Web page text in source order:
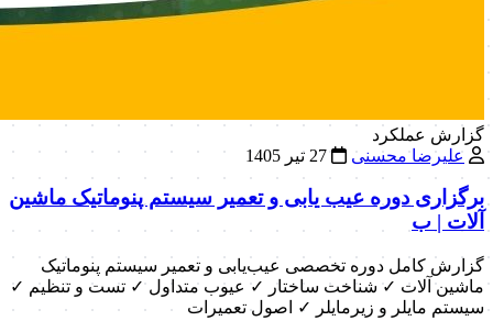
گزارش عملکرد
علیرضا محسنی
27 تیر 1405
برگزاری دوره عیب یابی و تعمیر سیستم پنوماتیک ماشین
آلات | ب
گزارش کامل دوره تخصصی عیب‌یابی و تعمیر سیستم پنوماتیک
ماشین آلات ✓ شناخت ساختار ✓ عیوب متداول ✓ تست و تنظیم ✓
سیستم مایلر و زیرمایلر ✓ اصول تعمیرات